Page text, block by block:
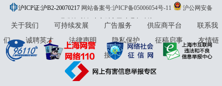
913101046312860336 违法和不良信息举报:021-61278686 举报邮箱：
jubao@eastmoney.com
沪ICP证:沪B2-20070217 网站备案号:沪ICP备05006054号-11
沪公网安备
31010402000120号版权所有:东方财富网意见与建议:4000300059/952500
关于我们 可持续发展 广告服务 供应商平台
联系我
们
诚聘英才 法律声明 隐私保护 征稿启事
友情链
接